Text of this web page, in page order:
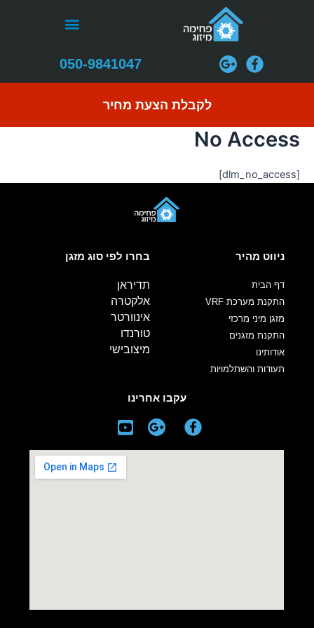
תפריט
050-9841047
לקבלת הצעת מחיר
No Access
[dlm_no_access]
ניווט מהיר
דף הבית
התקנת מערכת VRF
מזגן מיני מרכזי
התקנת מזגנים
אודותינו
תעודות והשתלמויות
בחרו לפי סוג מזגן
תדיראן
אלקטרה
אינוורטר
טורנדו
מיצובישי
עקבו אחרינו